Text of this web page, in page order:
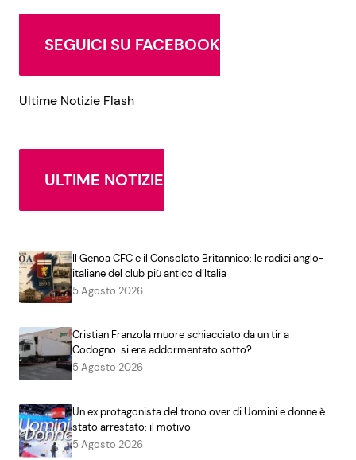
SEGUICI SU FACEBOOK
Ultime Notizie Flash
ULTIME NOTIZIE
Il Genoa CFC e il Consolato Britannico: le radici anglo-
italiane del club più antico d’Italia
5 Agosto 2026
Cristian Franzola muore schiacciato da un tir a
Codogno: si era addormentato sotto?
5 Agosto 2026
Un ex protagonista del trono over di Uomini e donne è
stato arrestato: il motivo
5 Agosto 2026